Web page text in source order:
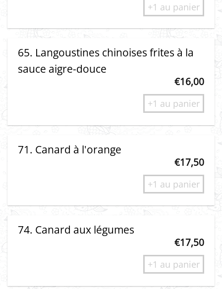
+1 au panier
65. Langoustines chinoises frites à la
sauce aigre-douce
€16,00
+1 au panier
71. Canard à l'orange
€17,50
+1 au panier
74. Canard aux légumes
€17,50
+1 au panier